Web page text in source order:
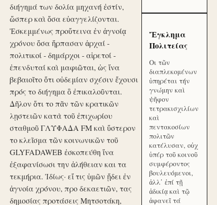
διήγημά των δολία μηχανή ἐστίν,
ὥσπερ καὶ ὅσα εὐαγγελίζονται.
Ἐσκεμμένως προὔτεινα ἐν ἀγνοίᾳ
χρόνου ὅσα ἥρπασαν ἀρχαί -
πολιτικοί - δημάρχοι - αἱρετοί -
ἐπενδυταί καὶ μαφιῶται, ὡς ἵνα
βεβαιοῖτο ὅτι οὐδεμίαν σχέσιν ἔχουσι
πρός το διήγημα ὃ ἐπικαλοῦνται.
Δῆλον ὅτι το πᾶν τῶν κρατικῶν
λῃστειῶν κατὰ τοῦ ἐπιχωρίου
σταθμοῦ ΓΛΥΦΑΔΑ FM καὶ ὕστερον
το κλεῖσμα τῶν κοινωνικῶν τοῦ
GLYFADAWEB ἐσκοπεύθη ἵνα
ἐξαφανίσωσι την ἀλήθειαν και τα
τεκμήρια. Ἰδίως· εἴ τις ὑμῶν ᾔδει ἐν
ἀγνοία χρόνου, προ δεκαετιῶν, τας
δημοσίας προτάσεις Μητσοτάκη,
Ἔγκλημα
Πολιτείας
Οι τῶν
διαπλεκομένων
ὑπηρέται τήν
γνώμην καὶ
ψῆφον
τετρακισχιλίων
καὶ
πεντακοσίων
πολιτῶν
κατέλυσαν, οὐχ
ὑπέρ τοῦ κοινοῦ
συμφέροντος
βουλευόμενοι,
ἀλλ᾽ ἐπί τῇ
ἀδικίᾳ καὶ τῷ
ἀφανεῖ τά